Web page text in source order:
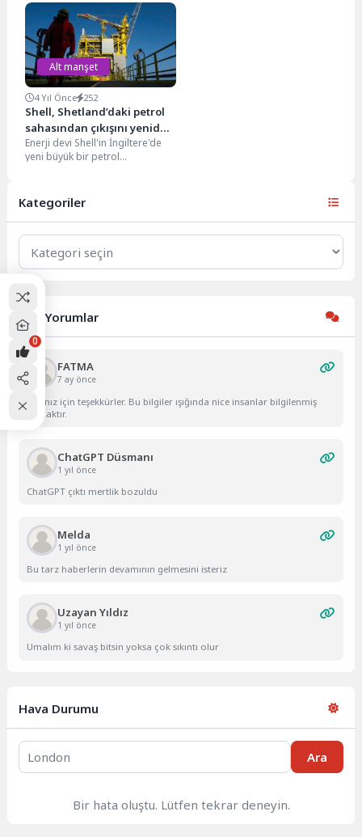
göndermek ve uçuş...
Alt manşet
4 Yıl Önce 252
Shell, Shetland’daki petrol
sahasından çıkışını yeniden
değerlendiriyor
Enerji devi Shell'in İngiltere'de
yeni büyük bir petrol
yeniden...
Kategoriler
Kategoriler
Son Yorumlar
FATMA
7 ay önce
Yazınız için teşekkürler. Bu bilgiler ışığında nice insanlar bilgilenmiş
olacaktır.
ChatGPT Düsmanı
1 yıl önce
ChatGPT çıktı mertlik bozuldu
Melda
1 yıl önce
Bu tarz haberlerin devamının gelmesini isteriz
Uzayan Yıldız
1 yıl önce
Umalım ki savaş bitsin yoksa çok sıkıntı olur
Hava Durumu
Ara
Bir hata oluştu. Lütfen tekrar deneyin.
0